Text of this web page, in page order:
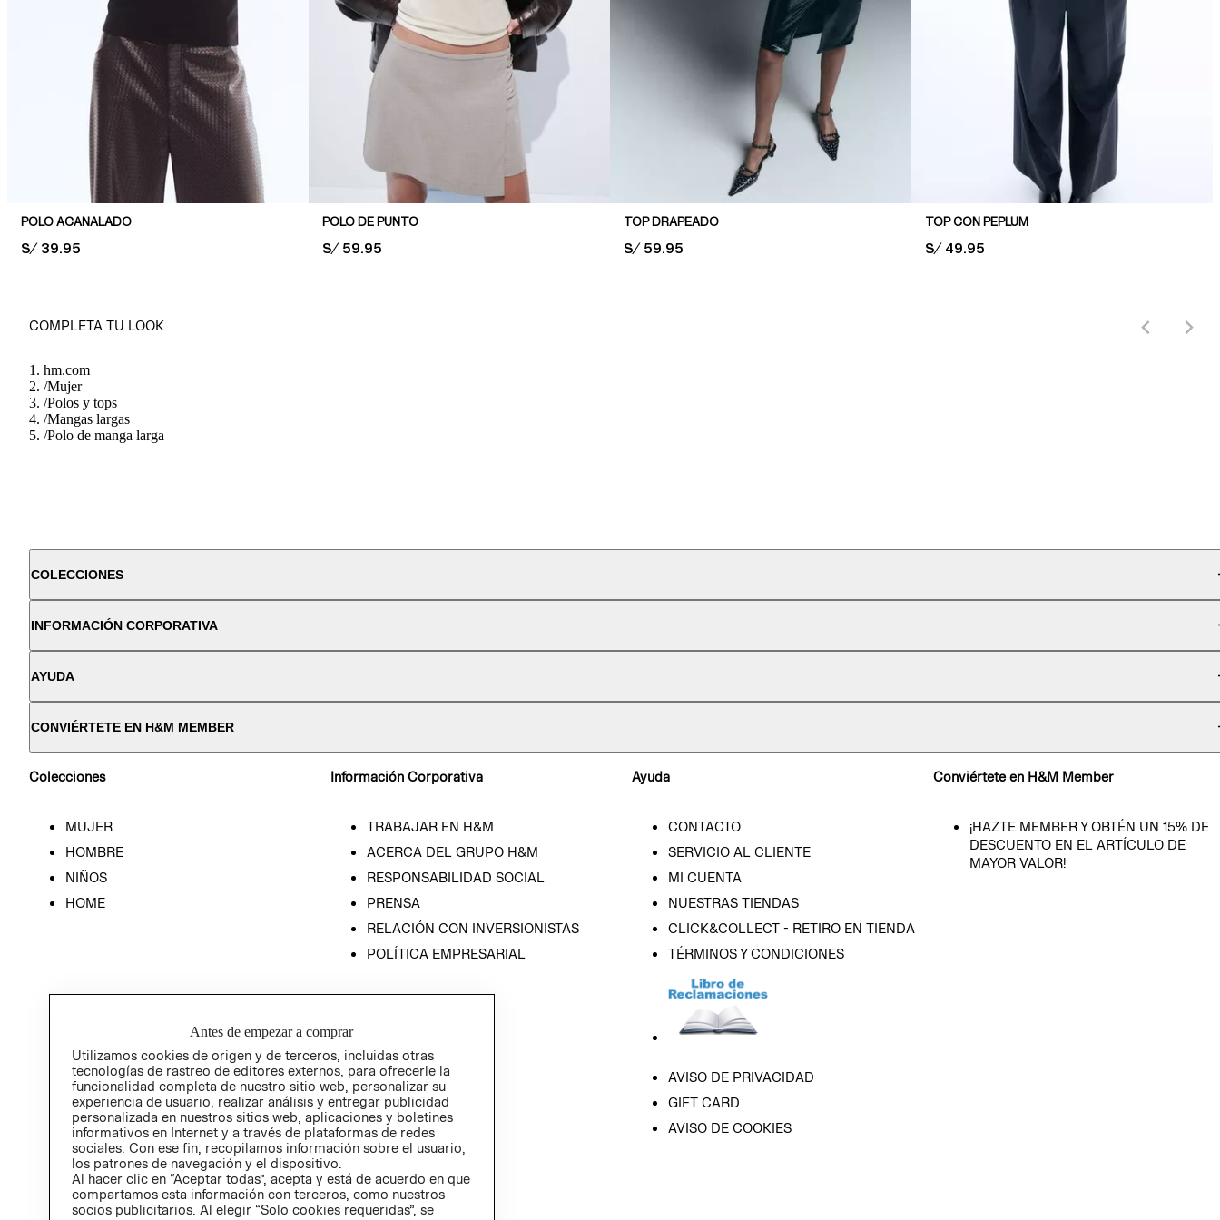
POLO ACANALADO
PRICE:
S/ 39.95
POLO DE PUNTO
PRICE:
S/ 59.95
TOP DRAPEADO
PRICE:
S/ 59.95
TOP CON PEPLUM
PRICE:
S/ 49.95
COMPLETA TU LOOK
hm.com
/Mujer
/Polos y tops
/Mangas largas
/Polo de manga larga
COLECCIONES
INFORMACIÓN CORPORATIVA
AYUDA
CONVIÉRTETE EN H&M MEMBER
Colecciones
MUJER
HOMBRE
NIÑOS
HOME
Información Corporativa
TRABAJAR EN H&M
ACERCA DEL GRUPO H&M
RESPONSABILIDAD SOCIAL
PRENSA
RELACIÓN CON INVERSIONISTAS
POLÍTICA EMPRESARIAL
Ayuda
CONTACTO
SERVICIO AL CLIENTE
MI CUENTA
NUESTRAS TIENDAS
CLICK&COLLECT - RETIRO EN TIENDA
TÉRMINOS Y CONDICIONES
AVISO DE PRIVACIDAD
GIFT CARD
AVISO DE COOKIES
Conviértete en H&M Member
¡HAZTE MEMBER Y OBTÉN UN 15% DE
DESCUENTO EN EL ARTÍCULO DE
MAYOR VALOR!
Antes de empezar a comprar
Utilizamos cookies de origen y de terceros, incluidas otras
tecnologías de rastreo de editores externos, para ofrecerle la
funcionalidad completa de nuestro sitio web, personalizar su
experiencia de usuario, realizar análisis y entregar publicidad
personalizada en nuestros sitios web, aplicaciones y boletines
informativos en Internet y a través de plataformas de redes
sociales. Con ese fin, recopilamos información sobre el usuario,
los patrones de navegación y el dispositivo.
Al hacer clic en “Aceptar todas”, acepta y está de acuerdo en que
compartamos esta información con terceros, como nuestros
socios publicitarios. Al elegir “Solo cookies requeridas”, se